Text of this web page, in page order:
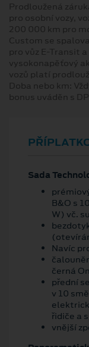
Prodloužená
pro osobní vozy,
200 000 km pro
Custom se
pro vůz E-Transit
vysokonapěťový
vozů platí
Doba nebo km:
bonus uváděn s
Sada
B&O s
W) vč.
Navíc
černá
přední
v 10
řidiče a
vnější